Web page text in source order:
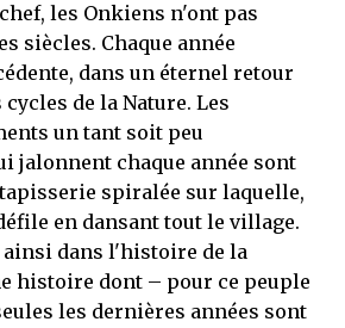
les Onkiens n'ont pas
siècles. Chaque année
dans un éternel retour
de la Nature. Les
un tant soit peu
jalonnent chaque année sont
spiralée sur laquelle,
en dansant tout le village.
dans l'histoire de la
histoire dont – pour ce peuple
les dernières années sont